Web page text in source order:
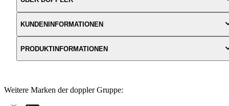
KUNDENINFORMATIONEN
PRODUKTINFORMATIONEN
Weitere Marken der doppler Gruppe: